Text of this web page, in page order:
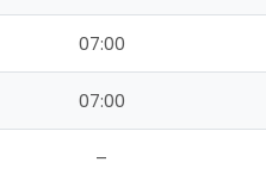
07:00
07:00
–